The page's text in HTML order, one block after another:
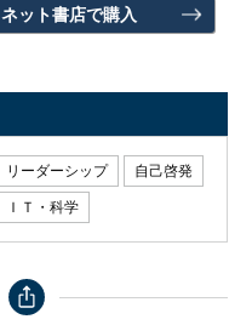
ネット書店で購入
リーダーシップ 自己啓発
ＩＴ・科学